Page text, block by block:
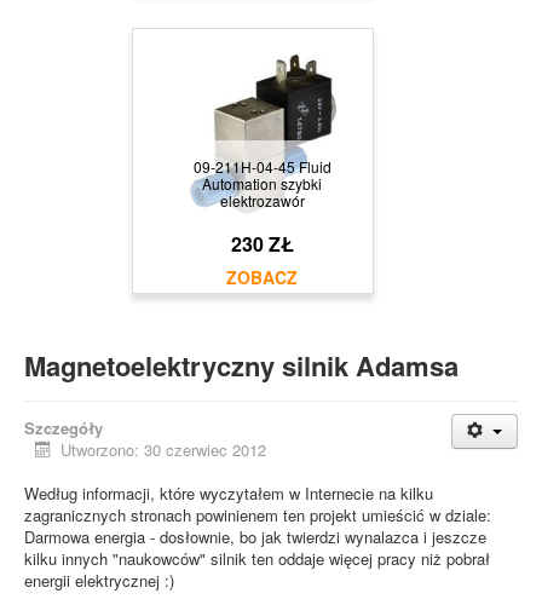
09-211H-04-45 Fluid
Automation szybki
elektrozawór
230 ZŁ
Magnetoelektryczny silnik Adamsa
Szczegóły
Utworzono: 30 czerwiec 2012
Według informacji, które wyczytałem w Internecie na kilku
zagranicznych stronach powinienem ten projekt umieścić w dziale:
Darmowa energia - dosłownie, bo jak twierdzi wynalazca i jeszcze
kilku innych "naukowców" silnik ten oddaje więcej pracy niż pobrał
energii elektrycznej :)